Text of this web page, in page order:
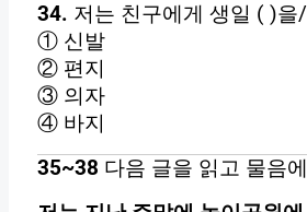
34. 저는 친구에게 생일 ( )을
① 신발
② 편지
③ 의자
④ 바지
35~38 다음 글을 읽고 물음